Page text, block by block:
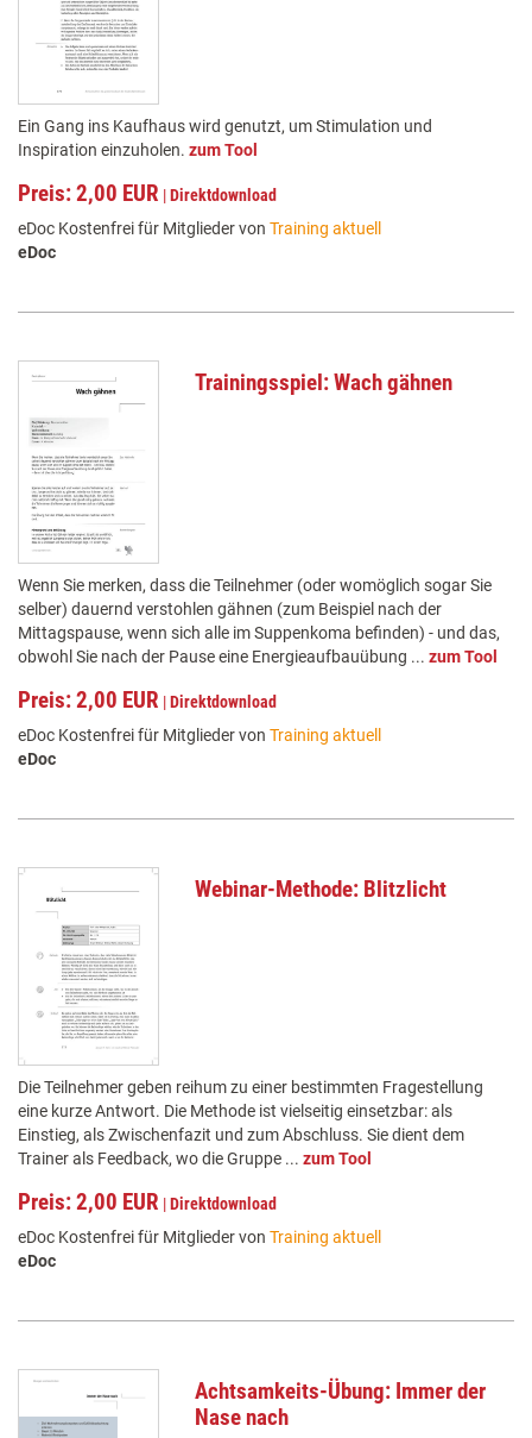
Ein Gang ins Kaufhaus wird genutzt, um Stimulation und
Inspiration einzuholen. zum Tool
Preis: 2,00 EUR |Direktdownload
eDoc Kostenfrei für Mitglieder von Training aktuell
eDoc
Trainingsspiel: Wach gähnen
Wenn Sie merken, dass die Teilnehmer (oder womöglich sogar Sie
selber) dauernd verstohlen gähnen (zum Beispiel nach der
Mittagspause, wenn sich alle im Suppenkoma befinden) - und das,
obwohl Sie nach der Pause eine Energieaufbauübung ... zum Tool
Preis: 2,00 EUR |Direktdownload
eDoc Kostenfrei für Mitglieder von Training aktuell
eDoc
Webinar-Methode: Blitzlicht
Die Teilnehmer geben reihum zu einer bestimmten Fragestellung
eine kurze Antwort. Die Methode ist vielseitig einsetzbar: als
Einstieg, als Zwischenfazit und zum Abschluss. Sie dient dem
Trainer als Feedback, wo die Gruppe ... zum Tool
Preis: 2,00 EUR |Direktdownload
eDoc Kostenfrei für Mitglieder von Training aktuell
eDoc
Achtsamkeits-Übung: Immer der
Nase nach